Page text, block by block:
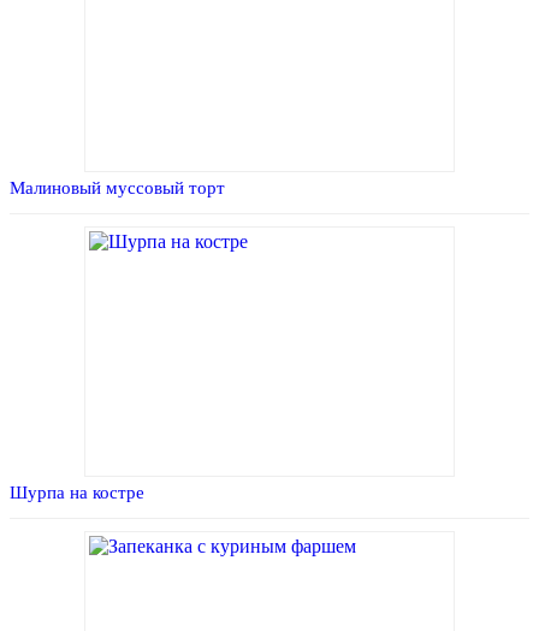
Малиновый муссовый торт
Шурпа на костре